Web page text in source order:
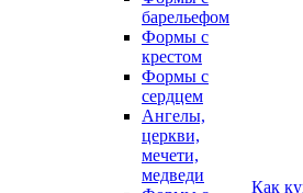
барельефом
Формы с
крестом
Формы с
сердцем
Ангелы,
церкви,
мечети,
медведи
Как